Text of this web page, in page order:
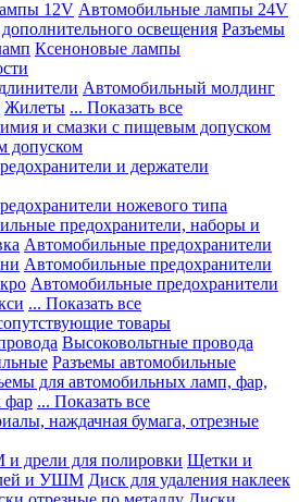
12V Автомобильные лампы 24V
освещения Разъемы
Ксеноновые лампы
Автомобильный молдинг
Жилеты ... Показать все
и смазки с пищевым допуском
допуском
и держатели
ножевого типа
предохранители, наборы и
Автомобильные предохранители
Автомобильные предохранители
Автомобильные предохранители
... Показать все
товары
Высоковольтные провода
Разъемы автомобильные
для автомобильных ламп, фар,
фар ... Показать все
наждачная бумага, отрезные
дрели для полировки Щетки и
и УШМ Диск для удаления наклеек